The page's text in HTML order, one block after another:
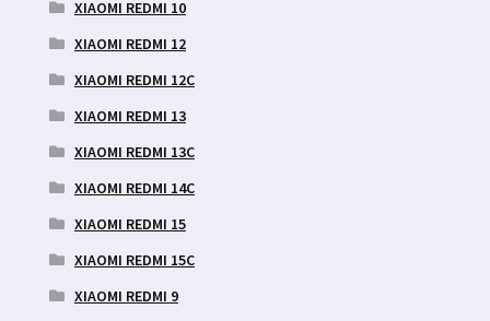
XIAOMI REDMI 10
XIAOMI REDMI 12
XIAOMI REDMI 12C
XIAOMI REDMI 13
XIAOMI REDMI 13C
XIAOMI REDMI 14C
XIAOMI REDMI 15
XIAOMI REDMI 15C
XIAOMI REDMI 9